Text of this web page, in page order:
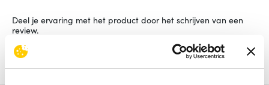
Deel je ervaring met het product door het schrijven van een
review.
Schrijf een review